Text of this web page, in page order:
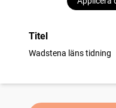
Titel
Wadstena läns tidning
träffar